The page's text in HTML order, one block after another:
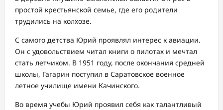
простой крестьянской семье, где его родители
трудились на колхозе.
С самого детства Юрий проявлял интерес к авиации.
Он с удовольствием читал книги о пилотах и мечтал
стать летчиком. В 1951 году, после окончания средней
школы, Гагарин поступил в Саратовское военное
летное училище имени Качинского.
Во время учебы Юрий проявил себя как талантливый